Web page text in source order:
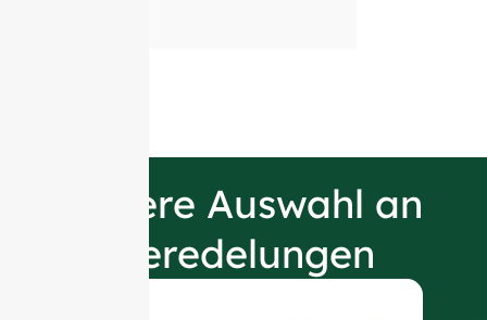
Unsere Auswahl an
Veredelungen